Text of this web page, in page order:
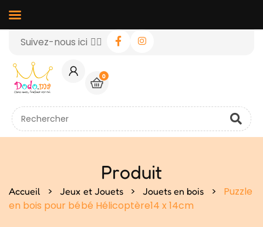
Suivez-nous ici 👉🏻
0
Produit
Accueil > Jeux et Jouets > Jouets en bois >
Puzzle
en bois pour bébé Hélicoptère14 x 14cm